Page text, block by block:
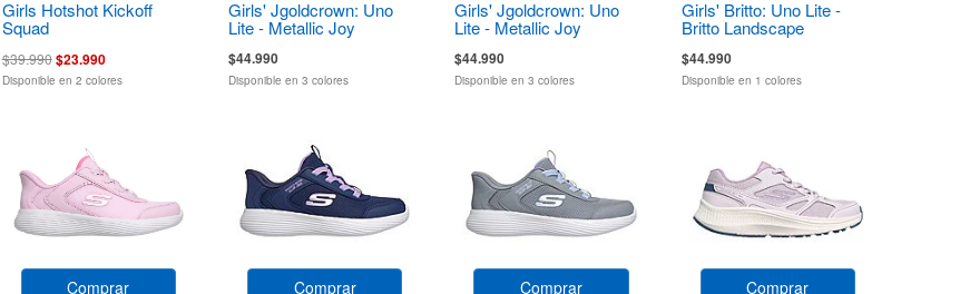
Girls Hotshot Kickoff
Squad
$39.990$23.990
Disponible en 2 colores
Girls' Jgoldcrown: Uno
Lite - Metallic Joy
$44.990
Disponible en 3 colores
Girls' Jgoldcrown: Uno
Lite - Metallic Joy
$44.990
Disponible en 3 colores
Girls' Britto: Uno Lite -
Britto Landscape
$44.990
Disponible en 1 colores
Comprar Comprar Comprar Comprar